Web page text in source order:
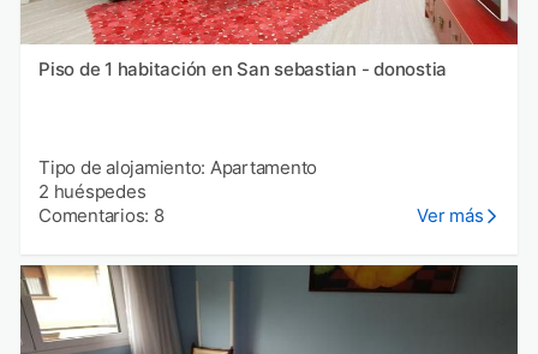
Piso de 1 habitación en San sebastian - donostia
Tipo de alojamiento: Apartamento
2 huéspedes
Comentarios: 8
Ver más